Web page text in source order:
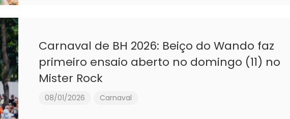
Carnaval de BH 2026: Beiço do Wando faz
primeiro ensaio aberto no domingo (11) no
Mister Rock
08/01/2026 Carnaval